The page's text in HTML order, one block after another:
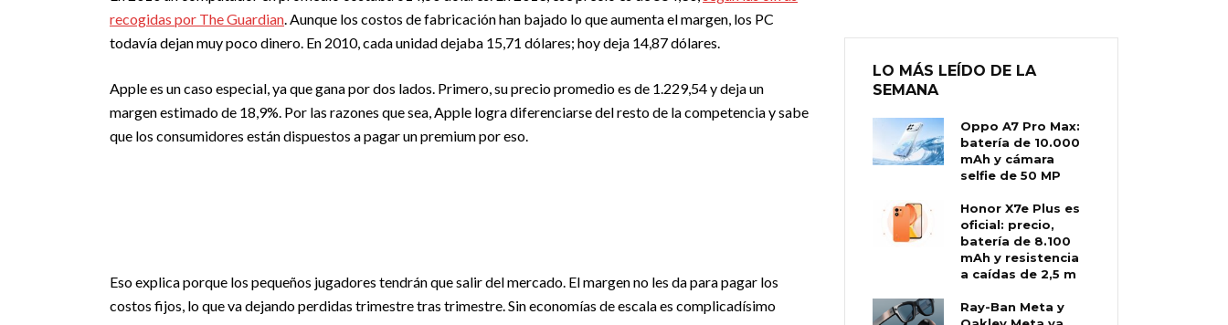
recogidas por The Guardian . Aunque los costos de fabricación han bajado lo que aumenta el margen, los PC
todavía dejan muy poco dinero. En 2010, cada unidad dejaba 15,71 dólares; hoy deja 14,87 dólares.
Apple es un caso especial, ya que gana por dos lados. Primero, su precio promedio es de 1.229,54 y deja un
margen estimado de 18,9%. Por las razones que sea, Apple logra diferenciarse del resto de la competencia y sabe
que los consumidores están dispuestos a pagar un premium por eso.
Eso explica porque los pequeños jugadores tendrán que salir del mercado. El margen no les da para pagar los
costos fijos, lo que va dejando perdidas trimestre tras trimestre. Sin economías de escala es complicadísimo
LO MÁS LEÍDO DE LA
SEMANA
Oppo A7 Pro Max:
batería de 10.000
mAh y cámara
selfie de 50 MP
Honor X7e Plus es
oficial: precio,
batería de 8.100
mAh y resistencia
a caídas de 2,5 m
Ray-Ban Meta y